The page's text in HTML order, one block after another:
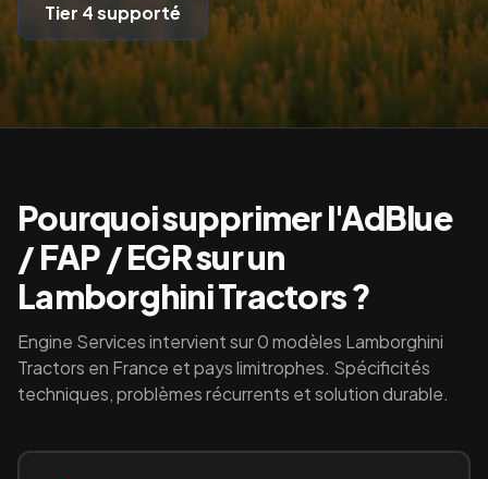
Tier 4supporté
Pourquoi supprimer l'AdBlue
/ FAP / EGR sur un
Lamborghini Tractors?
Engine Services intervient sur0modèles Lamborghini
Tractors en France et pays limitrophes. Spécificités
techniques, problèmes récurrents et solution durable.